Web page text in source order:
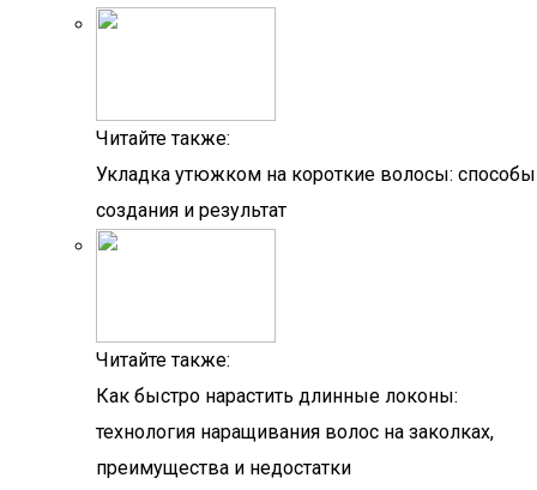
Читайте также:
Укладка утюжком на короткие волосы: способы
создания и результат
Читайте также:
Как быстро нарастить длинные локоны:
технология наращивания волос на заколках,
преимущества и недостатки